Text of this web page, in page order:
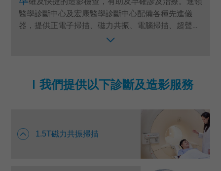
立即預約
語言
醫學診斷中心及宏康醫學診斷中心配備各種先進儀
器，提供正電子掃描、磁力共振、電腦掃描、超聲波
掃描、乳房造影、X光檢查等服務。中心的醫務化驗
理，從身體檢查以至確診疾病方面均提供專業支援。
我們提供以下診斷及造影服務
1.5T磁力共振掃描